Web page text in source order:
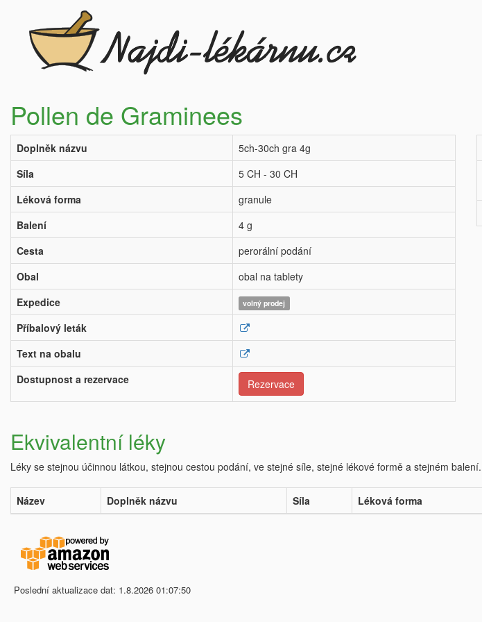
Pollen de Graminees
Doplněk názvu
5ch-30ch gra 4g
Síla
5 CH - 30 CH
Léková forma
granule
Balení
4 g
Cesta
perorální podání
Obal
obal na tablety
Expedice
volný prodej
Příbalový leták
Text na obalu
Dostupnost a rezervace
Rezervace
Ekvivalentní léky
Léky se stejnou účinnou látkou, stejnou cestou podání, ve stejné síle, stejné lékové formě a stejném balení.
Název Doplněk názvu Síla Léková forma
Poslední aktualizace dat: 1.8.2026 01:07:50